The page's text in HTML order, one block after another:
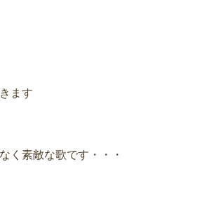
ます
く素敵な歌です・・・